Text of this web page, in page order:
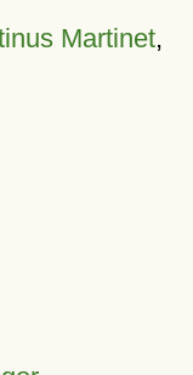
Martinet,